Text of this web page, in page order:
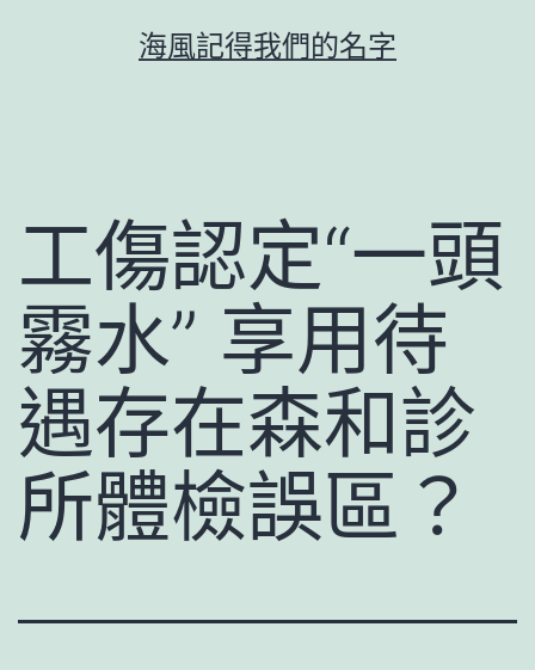
海風記得我們的名字
工傷認定“一頭
霧水” 享用待
遇存在森和診
所體檢誤區？